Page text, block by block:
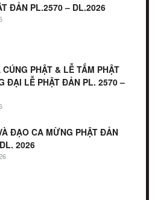
ĐẢN PL.2570 – DL.2026
CÚNG PHẬT & LỄ TẮM PHẬT
ĐẠI LỄ PHẬT ĐẢN PL. 2570 –
ĐẠO CA MỪNG PHẬT ĐẢN
2026